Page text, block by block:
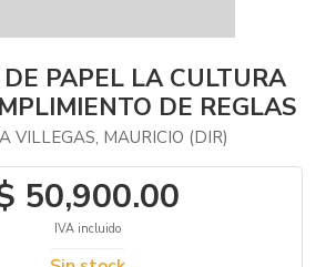
PAPEL LA CULTURA
DE REGLAS
VILLEGAS, MAURICIO (DIR)
50,900.00
IVA incluido